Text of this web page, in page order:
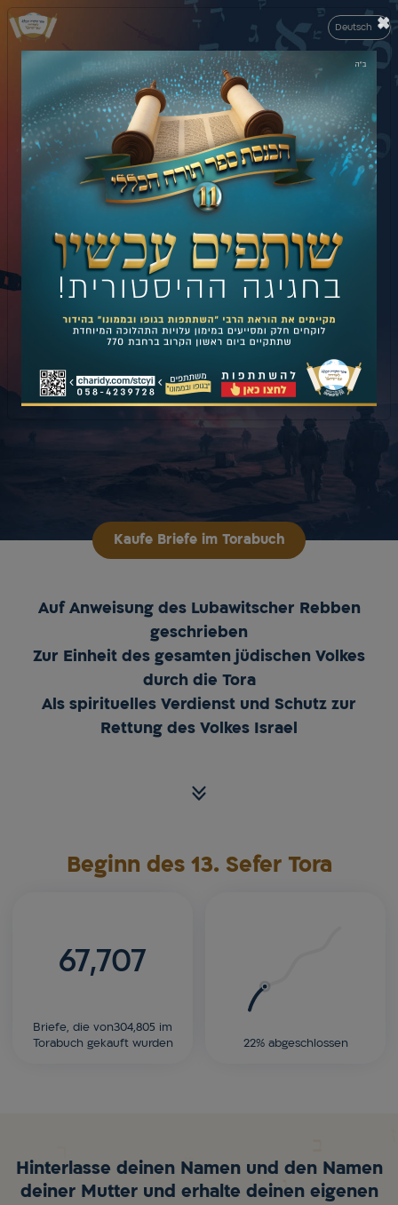
Deutsch
Kaufe Briefe im Torabuch
Auf Anweisung des Lubawitscher Rebben
geschrieben
Zur Einheit des gesamten jüdischen Volkes
durch die Tora
Als spirituelles Verdienst und Schutz zur
Rettung des Volkes Israel
Beginn des 13. Sefer Tora
67,707
Briefe, die von304,805 im
Torabuch gekauft wurden
22% abgeschlossen
Hinterlasse deinen Namen und den Namen
deiner Mutter und erhalte deinen eigenen
×